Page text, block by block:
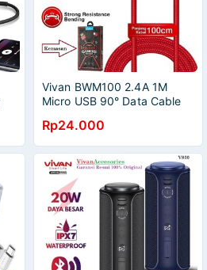
Vivan BWM100 2.4A 1M
Micro USB 90° Data Cable
Rp24.000